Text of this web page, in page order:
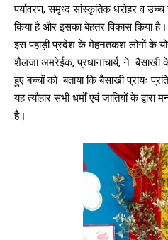
पर्यावरण, समृध्द सांस्कृतिक धरोहर व
किया है और इसका बेहतर विकास किया
इस पहाड़ी प्रदेश के मेहनतकश लोगों के
शैलजा अमरेईक, प्रधानाचार्य, ने बैसाखी
हुए बच्चों को बताया कि बैसाखी प्रायः
यह त्यौहार सभी धर्मों एवं जातियों के
है।